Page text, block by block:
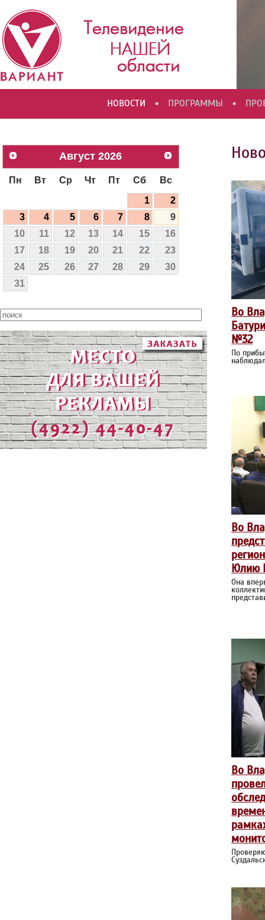
НОВОСТИ • ПРОГРАММЫ •
Август 2026
Пн Вт Ср Чт Пт Сб Вс
1
2
3
4 5 6 7 8
9
10
11 12 13 14 15
16
17
18 19 20 21 22
23
24
25 26 27 28 29
30
31
Во
№32
По
Во
Юлию
Она
Во